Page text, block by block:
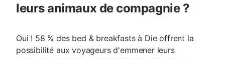
leurs animaux de compagnie ?
Oui ! 58 % des bed & breakfasts à Die offrent la
possibilité aux voyageurs d'emmener leurs